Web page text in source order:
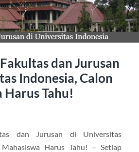
dan Jurusan
Indonesia, Calon
Harus Tahu!
dan Jurusan di Universitas
Harus Tahu! – Setiap